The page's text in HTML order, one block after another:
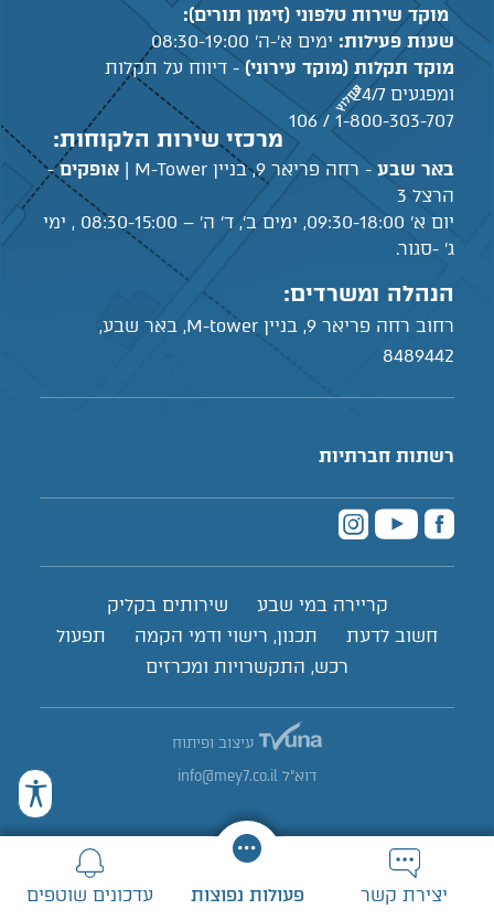
יצירת קשר פעולות נפוצות עדכונים שוטפים
מוקד שירות טלפוני (זימון תורים):
שעות פעילות: ימים א'-ה' 08:30-19:00
מוקד תקלות (מוקד עירוני)- דיווח על תקלות
ומפגעים 24/7
1-800-303-707 / 106
מרכזי שירות הלקוחות:
באר שבע - רחה פריאר 9, בניין M-Tower | אופקים-
הרצל 3
יום א' 09:30-18:00, ימים ב', ד' ה' – 08:30-15:00 , ימי
ג' -סגור.
הנהלה ומשרדים:
רחוב רחה פריאר 9, בניין M-tower, באר שבע,
8489442
רשתות חברתיות
קריירה במי שבע
שירותים בקליק
חשוב לדעת
תכנון, רישוי ודמי הקמה
תפעול
רכש, התקשרויות ומכרזים
עיצוב ופיתוח
דוא"ל info@mey7.co.il